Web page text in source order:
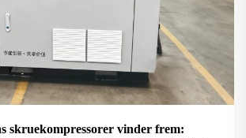
skruekompressorer vinder frem: